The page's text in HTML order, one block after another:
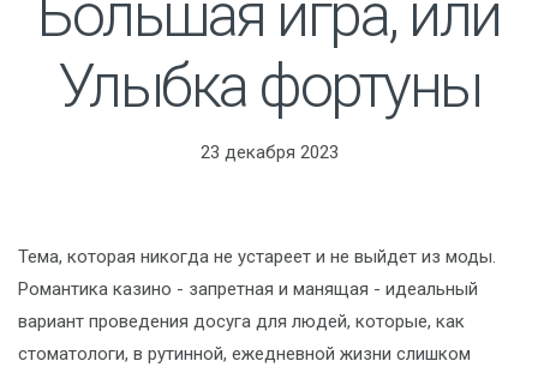
Большая игра, или
Улыбка фортуны
23 декабря 2023
Тема, которая никогда не устареет и не выйдет из моды.
Романтика казино - запретная и манящая - идеальный
вариант проведения досуга для людей, которые, как
стоматологи, в рутинной, ежедневной жизни слишком